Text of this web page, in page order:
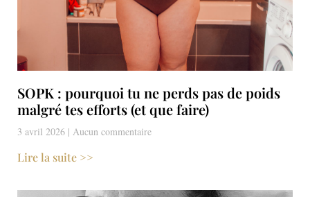
SOPK : pourquoi tu ne perds pas de poids
malgré tes efforts (et que faire)
3 avril 2026 Aucun commentaire
Lire la suite >>